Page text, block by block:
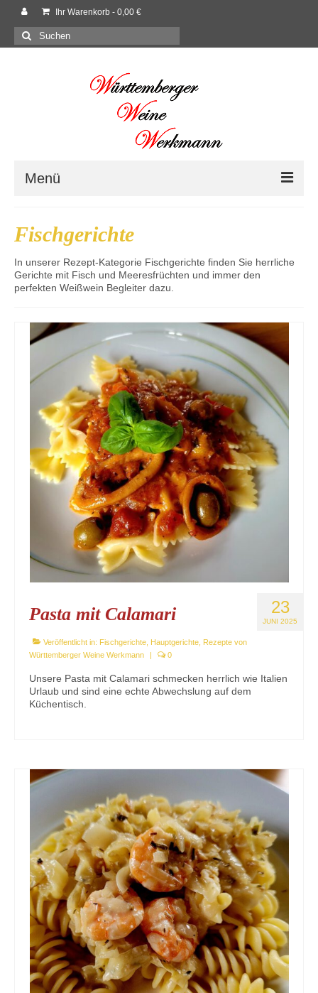
Ihr Warenkorb - 0,00 €
Suchen
nach:
Menü
Neues
Kontaktieren Sie uns!
Mein Konto
Fischgerichte
In unserer Rezept-Kategorie Fischgerichte finden Sie herrliche
Gerichte mit Fisch und Meeresfrüchten und immer den
perfekten Weißwein Begleiter dazu.
23
JUNI 2025
Pasta mit Calamari
Veröffentlicht in: Fischgerichte Hauptgerichte Rezepte von
Württemberger Weine Werkmann
| 0
Unsere Pasta mit Calamari schmecken herrlich wie Italien
Urlaub und sind eine echte Abwechslung auf dem
Küchentisch.